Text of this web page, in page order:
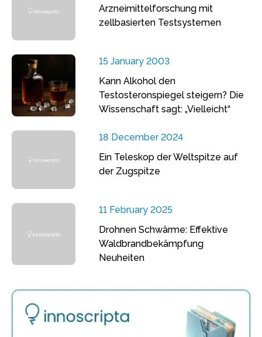
Arzneimittelforschung mit
zellbasierten Testsystemen
15 January 2003
Kann Alkohol den
Testosteronspiegel steigern? Die
Wissenschaft sagt: „Vielleicht“
18 December 2024
Ein Teleskop der Weltspitze auf
der Zugspitze
11 February 2025
Drohnen Schwärme: Effektive
Waldbrandbekämpfung
Neuheiten